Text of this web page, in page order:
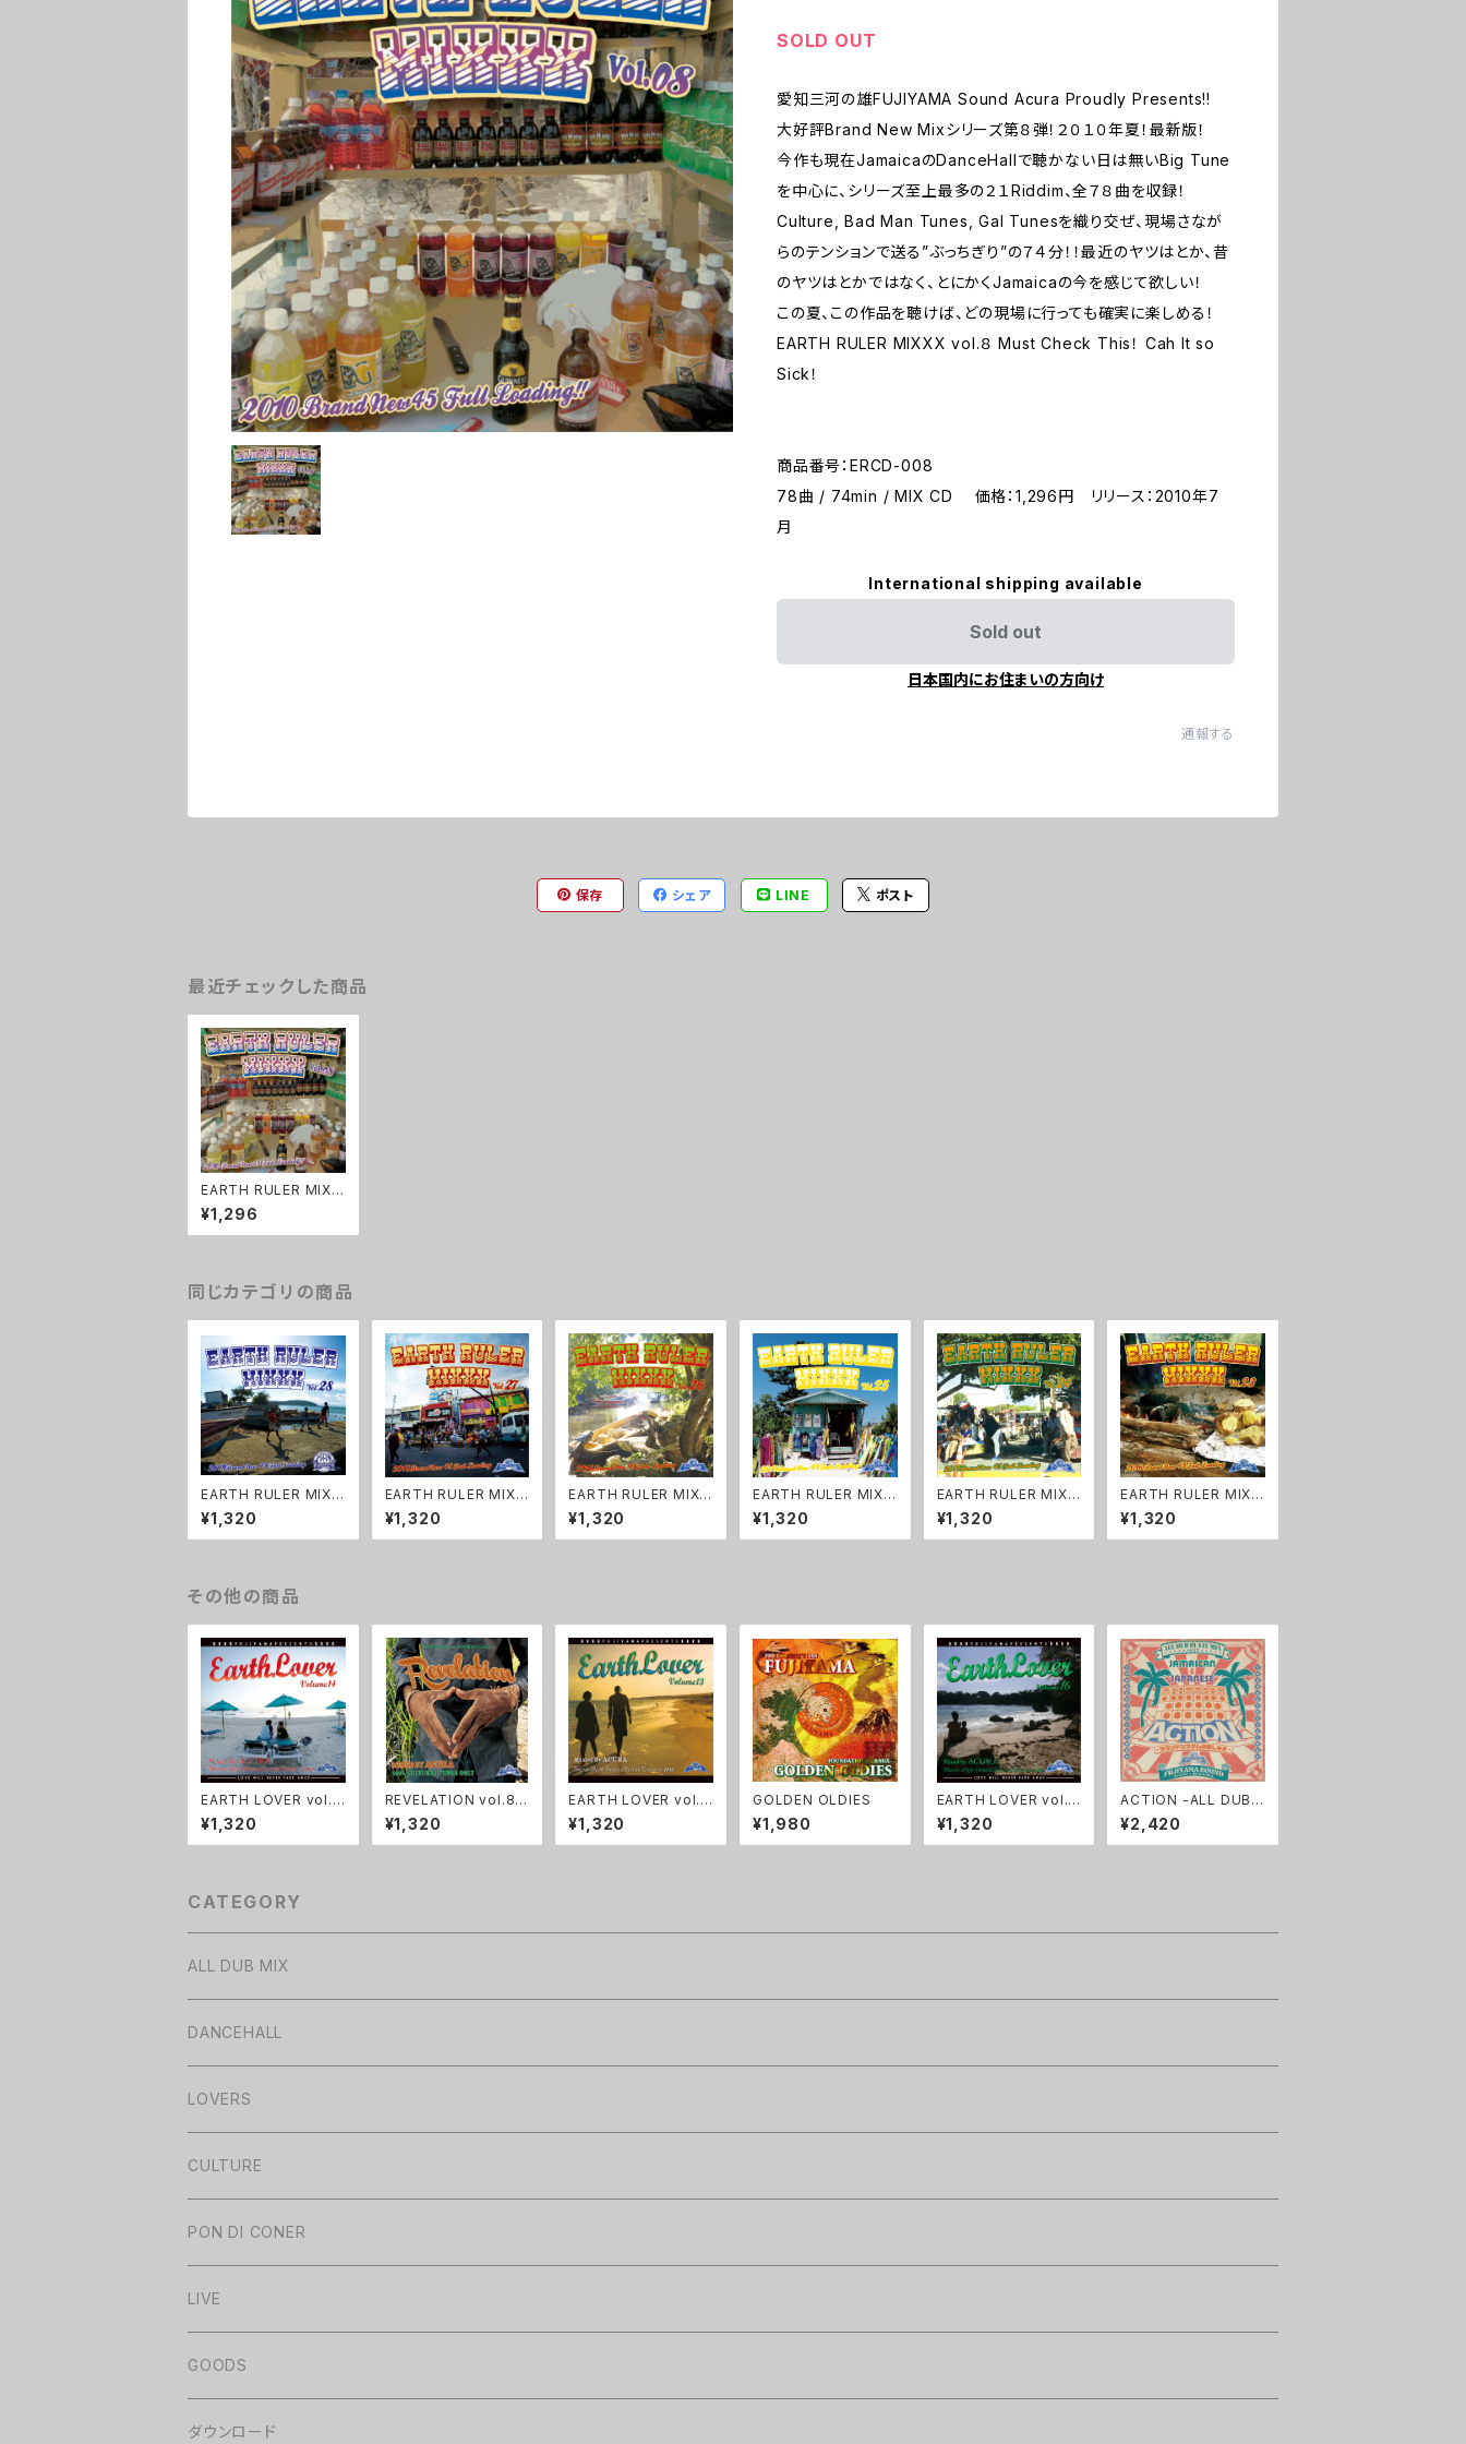
SOLD OUT
愛知三河の雄FUJIYAMA Sound Acura Proudly Presents!!
大好評Brand New Mixシリーズ第８弾！２０１０年夏！最新版！
今作も現在JamaicaのDanceHallで聴かない日は無いBig Tune
を中心に、シリーズ至上最多の２１Riddim、全７８曲を収録！
Culture, Bad Man Tunes, Gal Tunesを織り交ぜ、現場さなが
らのテンションで送る”ぶっちぎり”の７４分！！最近のヤツはとか、昔
のヤツはとかではなく、とにかくJamaicaの今を感じて欲しい！
この夏、この作品を聴けば、どの現場に行っても確実に楽しめる！
EARTH RULER MIXXX vol.８ Must Check This！ Cah It so
Sick！
商品番号：ERCD-008
78曲 / 74min / MIX CD 価格：1,296円 リリース：2010年7
月
International shipping available
Sold out
日本国内にお住まいの方向け
通報する
保存 シェア LINE ポスト
最近チェックした商品
EARTH RULER MIXX
X vol.8
¥1,296
同じカテゴリの商品
EARTH RULER MIXX
X vol.28
¥1,320
EARTH RULER MIXX
X vol.27
¥1,320
EARTH RULER MIXX
X vol.26
¥1,320
EARTH RULER MIXX
X vol.25
¥1,320
EARTH RULER MIXX
X vol.24
¥1,320
EARTH RULER MIXX
X vol.23
¥1,320
その他の商品
EARTH LOVER vol.1
4
¥1,320
REVELATION vol.8
¥1,320
EARTH LOVER vol.1
3
¥1,320
GOLDEN OLDIES
¥1,980
EARTH LOVER vol.1
6
¥1,320
ACTION -ALL DUB P
LATE MIX VOL.12-
¥2,420
CATEGORY
ALL DUB MIX
DANCEHALL
LOVERS
CULTURE
PON DI CONER
LIVE
GOODS
ダウンロード